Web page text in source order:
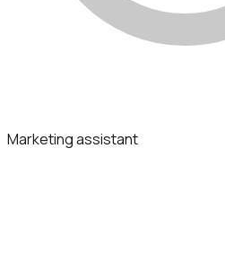
Marketing assistant